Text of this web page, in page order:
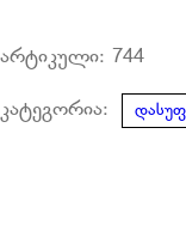
არტიკული: 744
კატეგორია: